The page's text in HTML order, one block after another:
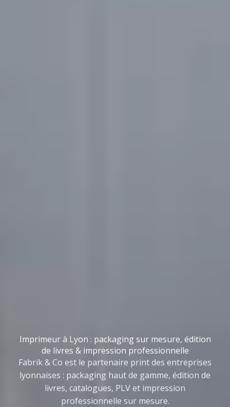
Imprimeur à Lyon : packaging sur mesure, édition
de livres & impression professionnelle
Fabrik & Co est le partenaire print des entreprises
lyonnaises : packaging haut de gamme, édition de
livres, catalogues, PLV et impression
professionnelle sur mesure.